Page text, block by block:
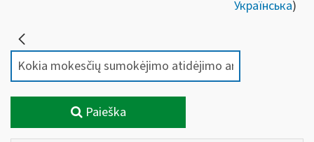
Українська)
Paieška